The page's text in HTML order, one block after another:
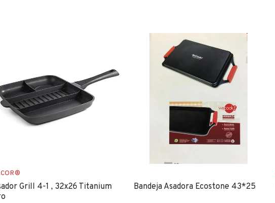
Grill 4-1 , 32x26 Titanium
Bandeja Asadora Ecostone 43*25